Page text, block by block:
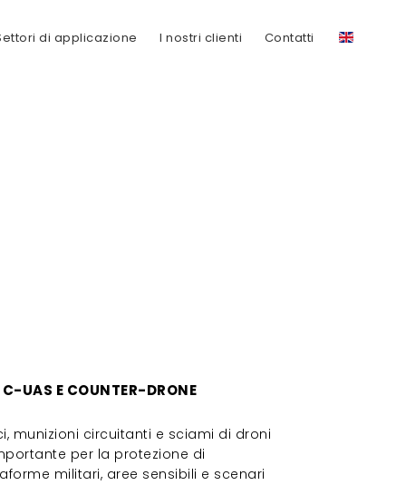
di applicazione I nostri clienti Contatti
UAS E COUNTER-DRONE
munizioni circuitanti e sciami di droni
per la protezione di
militari, aree sensibili e scenari